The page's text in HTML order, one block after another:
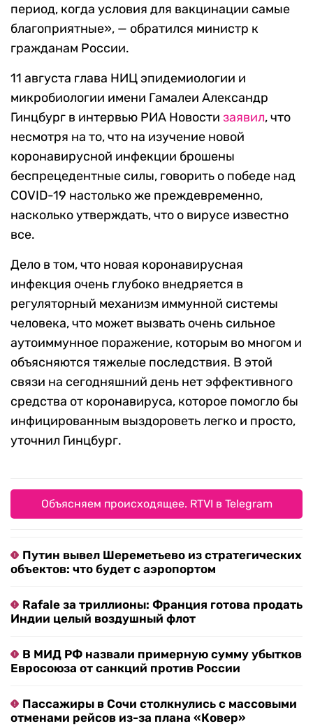
период, когда условия для вакцинации самые
благоприятные», — обратился министр к
гражданам России.
11 августа глава НИЦ эпидемиологии и
микробиологии имени Гамалеи Александр
Гинцбург в интервью РИА Новости заявил, что
несмотря на то, что на изучение новой
коронавирусной инфекции брошены
беспрецедентные силы, говорить о победе над
COVID-19 настолько же преждевременно,
насколько утверждать, что о вирусе известно
все.
Дело в том, что новая коронавирусная
инфекция очень глубоко внедряется в
регуляторный механизм иммунной системы
человека, что может вызвать очень сильное
аутоиммунное поражение, которым во многом и
объясняются тяжелые последствия. В этой
связи на сегодняшний день нет эффективного
средства от коронавируса, которое помогло бы
инфицированным выздороветь легко и просто,
уточнил Гинцбург.
Объясняем происходящее. RTVI в Telegram
Путин вывел Шереметьево из стратегических
объектов: что будет с аэропортом
Rafale за триллионы: Франция готова продать
Индии целый воздушный флот
В МИД РФ назвали примерную сумму убытков
Евросоюза от санкций против России
Пассажиры в Сочи столкнулись с массовыми
отменами рейсов из-за плана «Ковер»